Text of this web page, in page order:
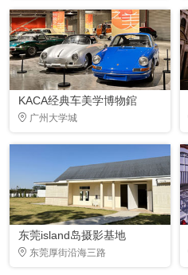
KACA经典车美学博物錧
广州大学城
东莞island岛摄影基地
东莞厚街沿海三路